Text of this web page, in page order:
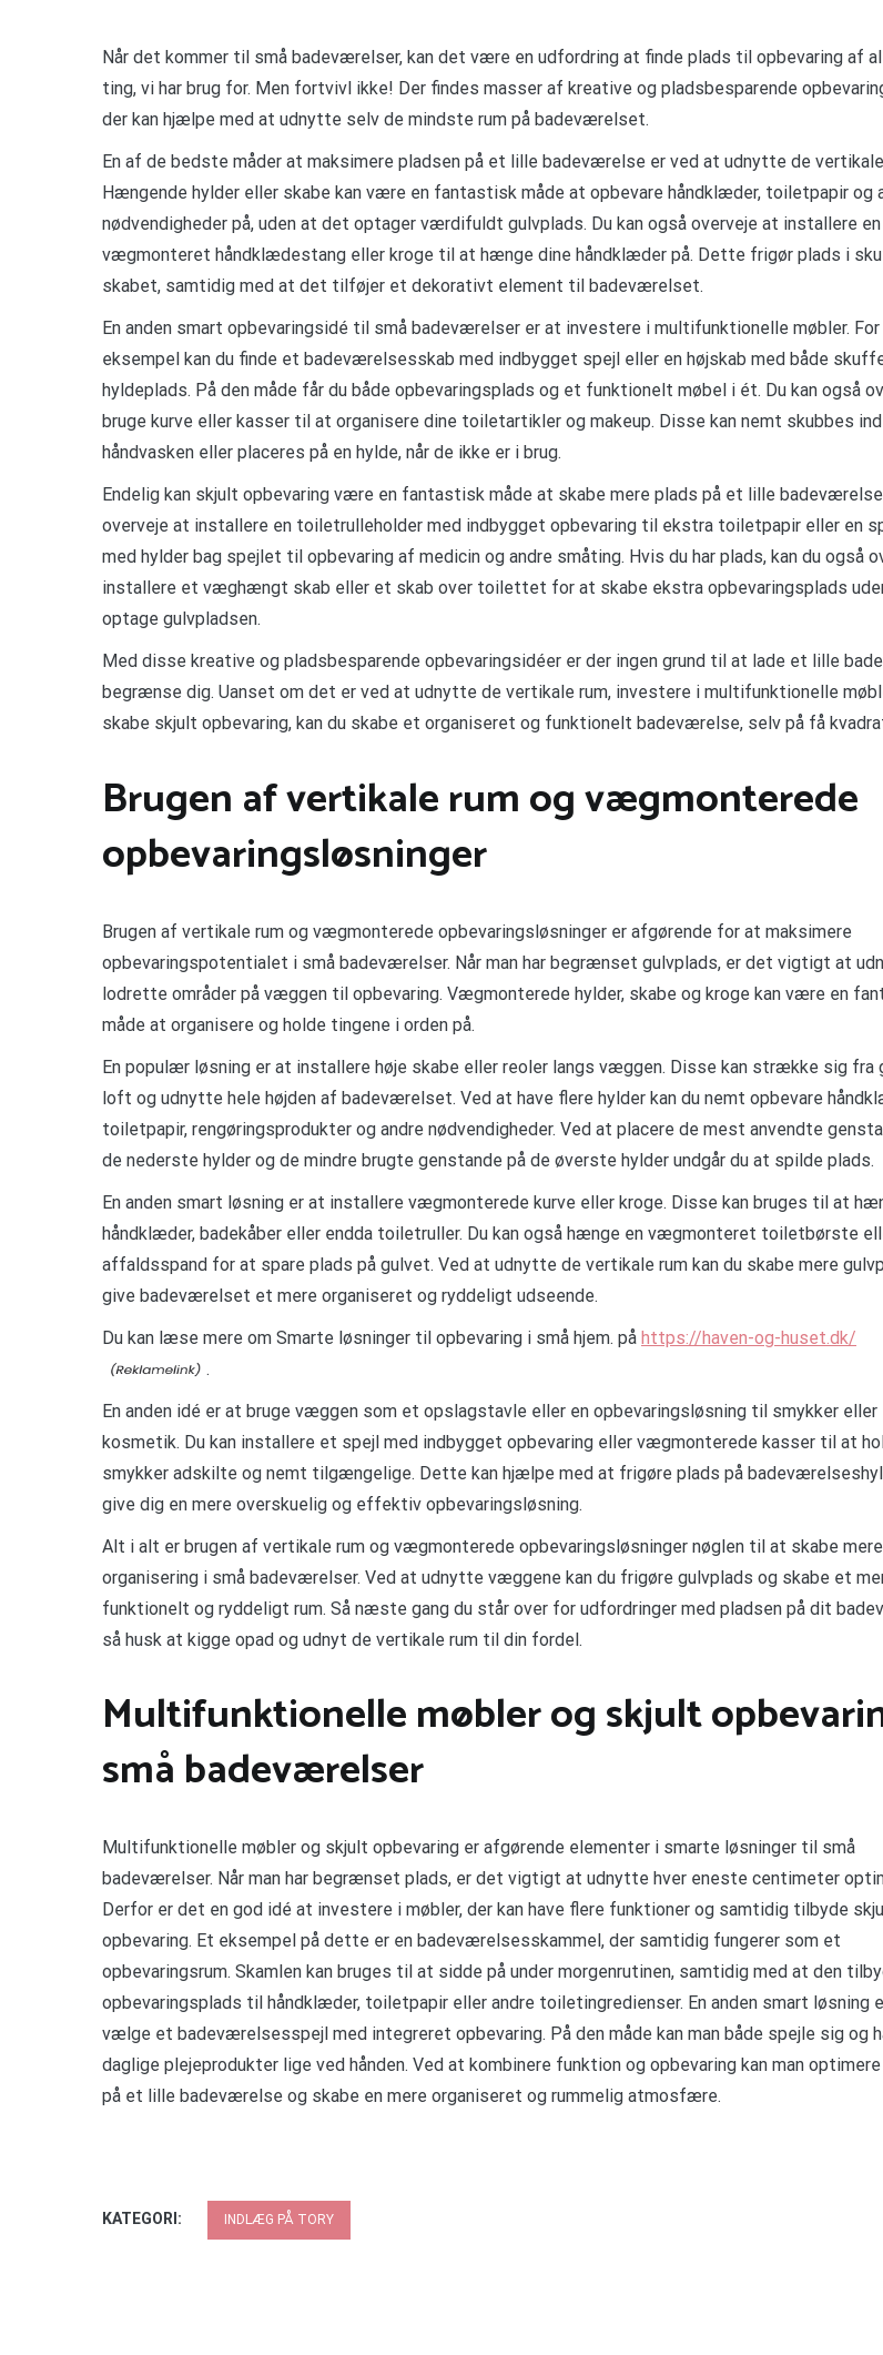
Når det kommer til små badeværelser, kan det være en udfordring at finde plads til opbevaring af
ting, vi har brug for. Men fortvivl ikke! Der findes masser af kreative og pladsbesparende
der kan hjælpe med at udnytte selv de mindste rum på badeværelset.
En af de bedste måder at maksimere pladsen på et lille badeværelse er ved at udnytte de vertikale
Hængende hylder eller skabe kan være en fantastisk måde at opbevare håndklæder, toiletpapir og
nødvendigheder på, uden at det optager værdifuldt gulvplads. Du kan også overveje at installere en
vægmonteret håndklædestang eller kroge til at hænge dine håndklæder på. Dette frigør plads i
skabet, samtidig med at det tilføjer et dekorativt element til badeværelset.
En anden smart opbevaringsidé til små badeværelser er at investere i multifunktionelle møbler. For
eksempel kan du finde et badeværelsesskab med indbygget spejl eller en højskab med både
hyldeplads. På den måde får du både opbevaringsplads og et funktionelt møbel i ét. Du kan også
bruge kurve eller kasser til at organisere dine toiletartikler og makeup. Disse kan nemt skubbes
håndvasken eller placeres på en hylde, når de ikke er i brug.
Endelig kan skjult opbevaring være en fantastisk måde at skabe mere plads på et lille
overveje at installere en toiletrulleholder med indbygget opbevaring til ekstra toiletpapir eller en
med hylder bag spejlet til opbevaring af medicin og andre småting. Hvis du har plads, kan du også
installere et væghængt skab eller et skab over toilettet for at skabe ekstra opbevaringsplads
optage gulvpladsen.
Med disse kreative og pladsbesparende opbevaringsidéer er der ingen grund til at lade et lille
begrænse dig. Uanset om det er ved at udnytte de vertikale rum, investere i multifunktionelle
skabe skjult opbevaring, kan du skabe et organiseret og funktionelt badeværelse, selv på få
Brugen af vertikale rum og vægmonterede
opbevaringsløsninger
Brugen af vertikale rum og vægmonterede opbevaringsløsninger er afgørende for at maksimere
opbevaringspotentialet i små badeværelser. Når man har begrænset gulvplads, er det vigtigt at
lodrette områder på væggen til opbevaring. Vægmonterede hylder, skabe og kroge kan være en
måde at organisere og holde tingene i orden på.
En populær løsning er at installere høje skabe eller reoler langs væggen. Disse kan strække sig fra
loft og udnytte hele højden af badeværelset. Ved at have flere hylder kan du nemt opbevare
toiletpapir, rengøringsprodukter og andre nødvendigheder. Ved at placere de mest anvendte
de nederste hylder og de mindre brugte genstande på de øverste hylder undgår du at spilde plads.
En anden smart løsning er at installere vægmonterede kurve eller kroge. Disse kan bruges til at
håndklæder, badekåber eller endda toiletruller. Du kan også hænge en vægmonteret toiletbørste
affaldsspand for at spare plads på gulvet. Ved at udnytte de vertikale rum kan du skabe mere
give badeværelset et mere organiseret og ryddeligt udseende.
Du kan læse mere om Smarte løsninger til opbevaring i små hjem. på https://haven-og-huset.dk/
.
En anden idé er at bruge væggen som et opslagstavle eller en opbevaringsløsning til smykker eller
kosmetik. Du kan installere et spejl med indbygget opbevaring eller vægmonterede kasser til at
smykker adskilte og nemt tilgængelige. Dette kan hjælpe med at frigøre plads på
give dig en mere overskuelig og effektiv opbevaringsløsning.
Alt i alt er brugen af vertikale rum og vægmonterede opbevaringsløsninger nøglen til at skabe
organisering i små badeværelser. Ved at udnytte væggene kan du frigøre gulvplads og skabe et
funktionelt og ryddeligt rum. Så næste gang du står over for udfordringer med pladsen på dit
så husk at kigge opad og udnyt de vertikale rum til din fordel.
Multifunktionelle møbler og skjult
små badeværelser
Multifunktionelle møbler og skjult opbevaring er afgørende elementer i smarte løsninger til små
badeværelser. Når man har begrænset plads, er det vigtigt at udnytte hver eneste centimeter
Derfor er det en god idé at investere i møbler, der kan have flere funktioner og samtidig tilbyde
opbevaring. Et eksempel på dette er en badeværelsesskammel, der samtidig fungerer som et
opbevaringsrum. Skamlen kan bruges til at sidde på under morgenrutinen, samtidig med at den
opbevaringsplads til håndklæder, toiletpapir eller andre toiletingredienser. En anden smart løsning
vælge et badeværelsesspejl med integreret opbevaring. På den måde kan man både spejle sig og
daglige plejeprodukter lige ved hånden. Ved at kombinere funktion og opbevaring kan man
på et lille badeværelse og skabe en mere organiseret og rummelig atmosfære.
KATEGORI: INDLÆG PÅ TORY